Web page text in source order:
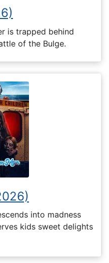
is trapped behind
of the Bulge.
into madness
kids sweet delights